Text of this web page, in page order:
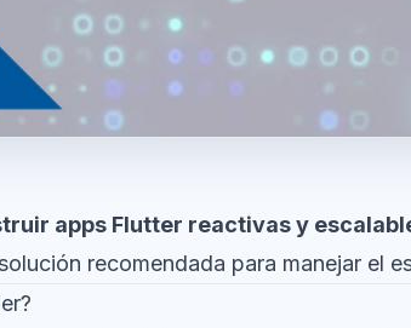
apps Flutter reactivas y
recomendada para manejar el